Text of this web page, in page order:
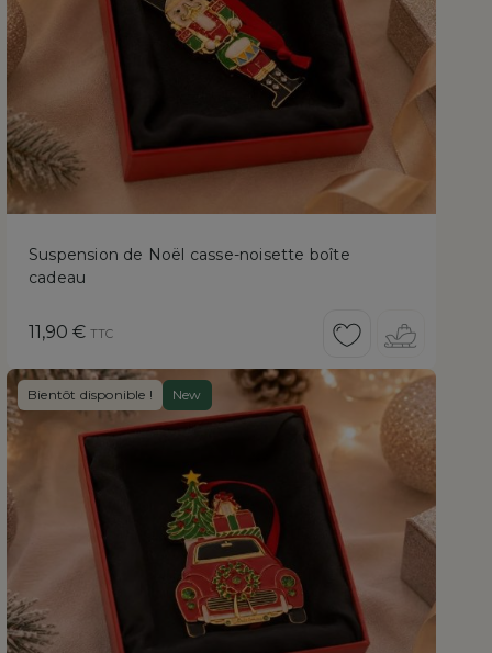
Suspension de Noël casse-noisette boîte
cadeau
Prix
11,90 € TTC
Bientôt disponible ! New